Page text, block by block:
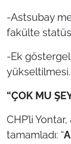
-Astsubay
fakülte
-Ek
yükseltilmesi.
“ÇOK MU
CHP’li
tamamladı: “